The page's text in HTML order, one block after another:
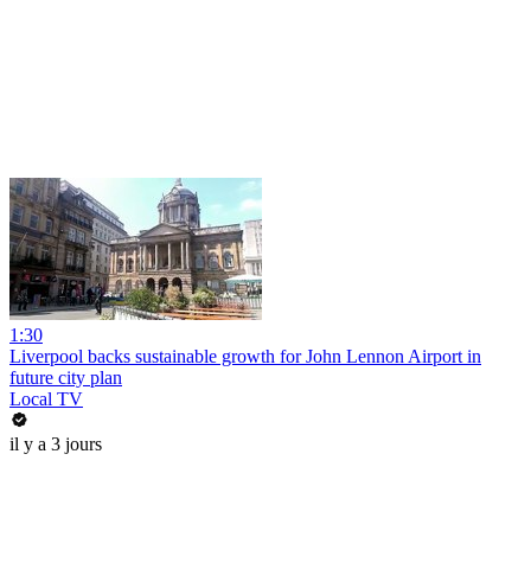
1:30
Liverpool backs sustainable growth for John Lennon Airport in
future city plan
Local TV
il y a 3 jours